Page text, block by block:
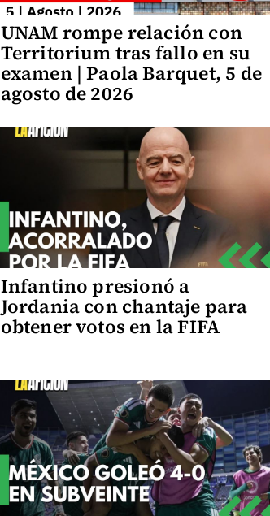
UNAM rompe relación con
Territorium tras fallo en su
examen | Paola Barquet, 5 de
agosto de 2026
Infantino presionó a
Jordania con chantaje para
obtener votos en la FIFA